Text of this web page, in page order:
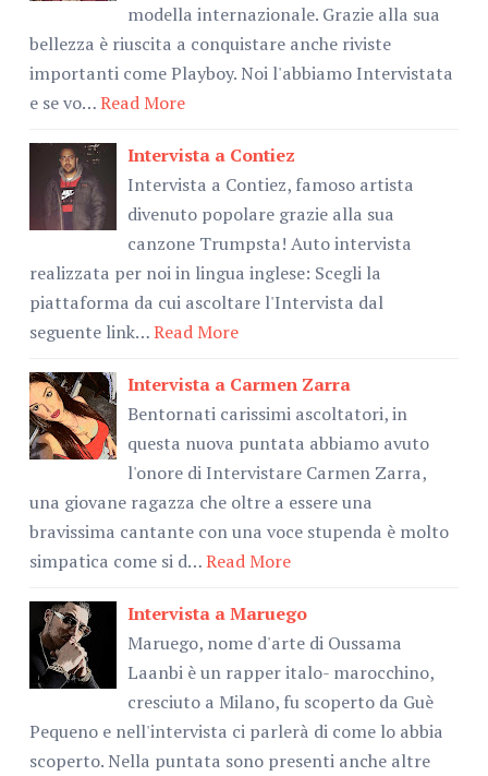
modella internazionale. Grazie alla sua
bellezza è riuscita a conquistare anche riviste
importanti come Playboy. Noi l'abbiamo Intervistata
e se vo…Read More
Intervista a Contiez
Intervista a Contiez, famoso artista
divenuto popolare grazie alla sua
canzone Trumpsta! Auto intervista
realizzata per noi in lingua inglese: Scegli la
piattaforma da cui ascoltare l'Intervista dal
seguente link…Read More
Intervista a Carmen Zarra
Bentornati carissimi ascoltatori, in
questa nuova puntata abbiamo avuto
l'onore di Intervistare Carmen Zarra,
una giovane ragazza che oltre a essere una
bravissima cantante con una voce stupenda è molto
simpatica come si d…Read More
Intervista a Maruego
Maruego, nome d'arte di Oussama
Laanbi è un rapper italo- marocchino,
cresciuto a Milano, fu scoperto da Guè
Pequeno e nell'intervista ci parlerà di come lo abbia
scoperto. Nella puntata sono presenti anche altre